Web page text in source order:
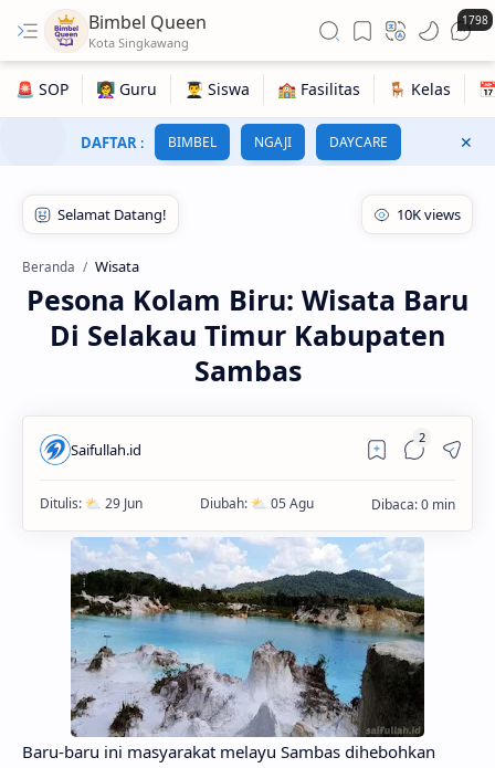
Bimbel Queen 1798
DAFTAR : BIMBEL NGAJI DAYCARE
Beranda Wisata
Pesona Kolam Biru: Wisata Baru
Di Selakau Timur Kabupaten
Sambas
Baru-baru ini masyarakat melayu Sambas dihebohkan